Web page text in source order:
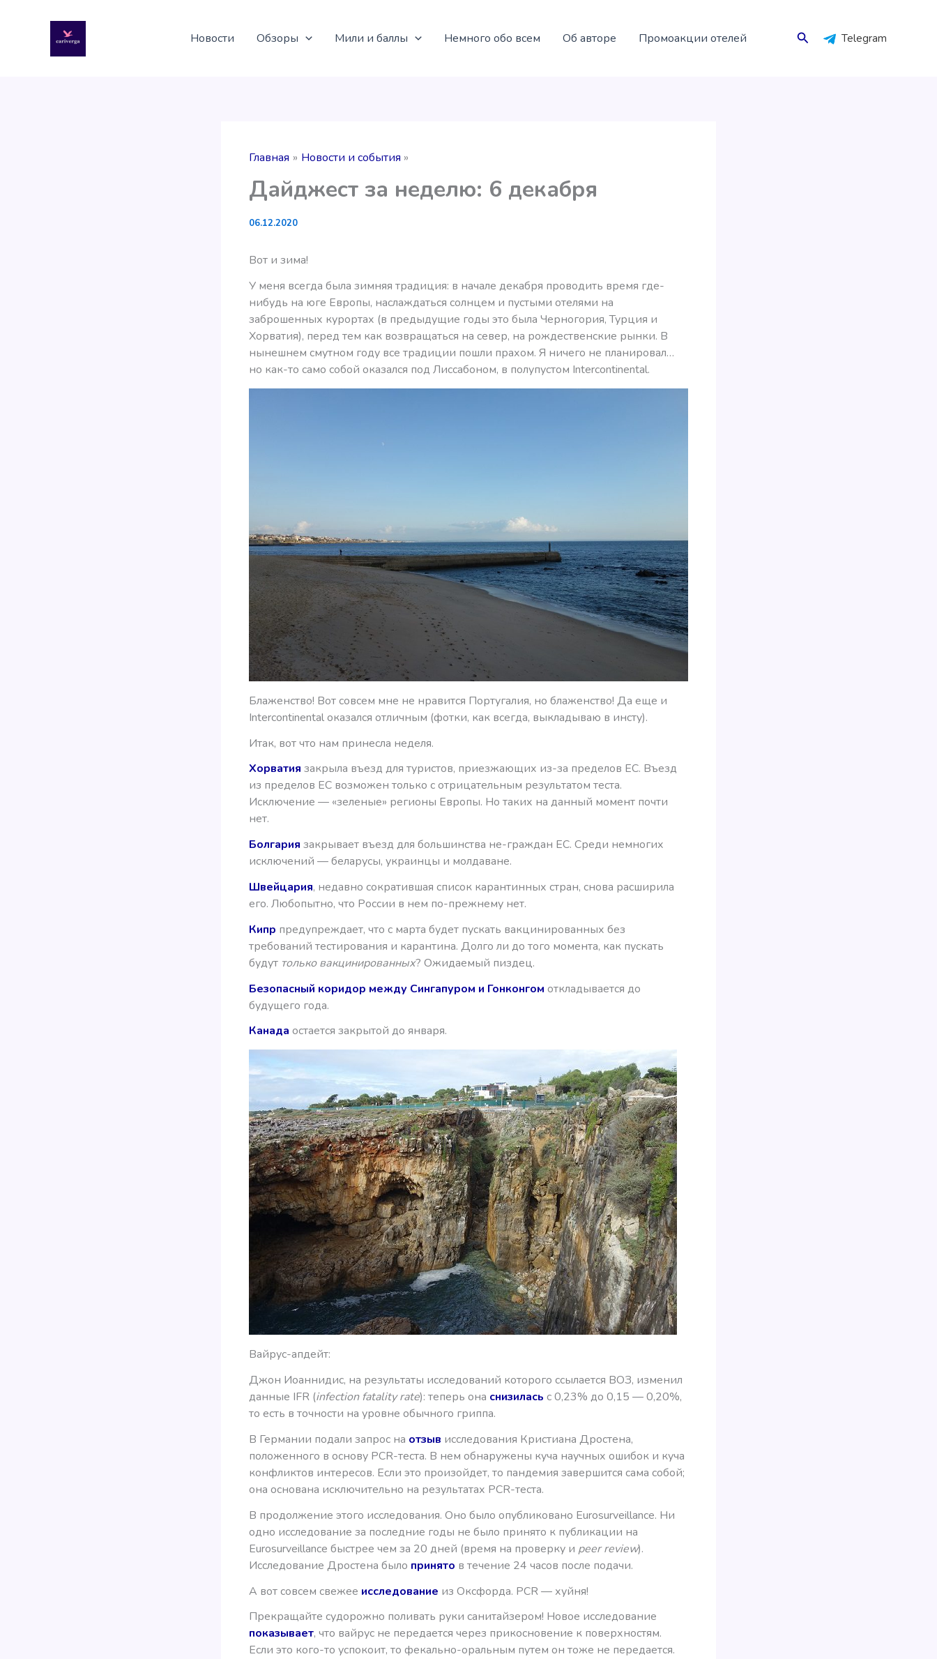
содержимому
Новости Обзоры Мили и баллы Немного обо всем Об авторе Промоакции отелей Поиск Telegram
Главная Новости и события
Дайджест за неделю: 6 декабря
06.12.2020
Вот и зима!
У меня всегда была зимняя традиция: в начале декабря проводить время где-
нибудь на юге Европы, наслаждаться солнцем и пустыми отелями на
заброшенных курортах (в предыдущие годы это была Черногория, Турция и
Хорватия), перед тем как возвращаться на север, на рождественские рынки. В
нынешнем смутном году все традиции пошли прахом. Я ничего не планировал…
но как-то само собой оказался под Лиссабоном, в полупустом Intercontinental.
Блаженство! Вот совсем мне не нравится Португалия, но блаженство! Да еще и
Intercontinental оказался отличным (фотки, как всегда, выкладываю в инсту).
Итак, вот что нам принесла неделя.
Хорватия закрыла въезд для туристов, приезжающих из-за пределов ЕС. Въезд
из пределов ЕС возможен только с отрицательным результатом теста.
Исключение — «зеленые» регионы Европы. Но таких на данный момент почти
нет.
Болгария закрывает въезд для большинства не-граждан ЕС. Среди немногих
исключений — беларусы, украинцы и молдаване.
Швейцария, недавно сократившая список карантинных стран, снова расширила
его. Любопытно, что России в нем по-прежнему нет.
Кипр предупреждает, что с марта будет пускать вакцинированных без
требований тестирования и карантина. Долго ли до того момента, как пускать
будут только вакцинированных? Ожидаемый пиздец.
Безопасный коридор между Сингапуром и Гонконгом откладывается до
будущего года.
Канада остается закрытой до января.
Вайрус-апдейт:
Джон Иоаннидис, на результаты исследований которого ссылается ВОЗ, изменил
данные IFR (infection fatality rate): теперь она снизилась с 0,23% до 0,15 — 0,20%,
то есть в точности на уровне обычного гриппа.
В Германии подали запрос на отзыв исследования Кристиана Дростена,
положенного в основу PCR-теста. В нем обнаружены куча научных ошибок и куча
конфликтов интересов. Если это произойдет, то пандемия завершится сама собой;
она основана исключительно на результатах PCR-теста.
В продолжение этого исследования. Оно было опубликовано Eurosurveillance. Ни
одно исследование за последние годы не было принято к публикации на
Eurosurveillance быстрее чем за 20 дней (время на проверку и peer review).
Исследование Дростена было принято в течение 24 часов после подачи.
А вот совсем свежее исследование из Оксфорда. PCR — хуйня!
Прекращайте судорожно поливать руки санитайзером! Новое исследование
показывает, что вайрус не передается через прикосновение к поверхностям.
Если это кого-то успокоит, то фекально-оральным путем он тоже не передается.